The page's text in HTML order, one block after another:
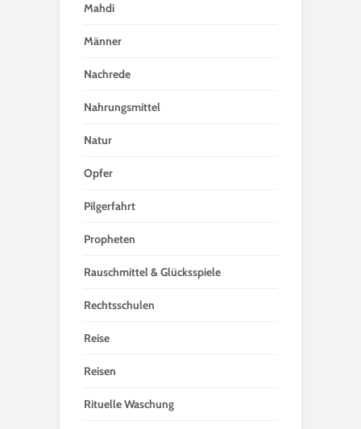
Mahdi
Männer
Nachrede
Nahrungsmittel
Natur
Opfer
Pilgerfahrt
Propheten
Rauschmittel & Glücksspiele
Rechtsschulen
Reise
Reisen
Rituelle Waschung